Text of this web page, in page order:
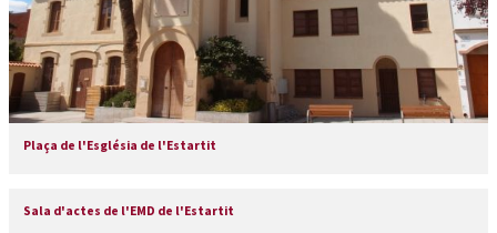
Plaça de l'Església de l'Estartit
Sala d'actes de l'EMD de l'Estartit